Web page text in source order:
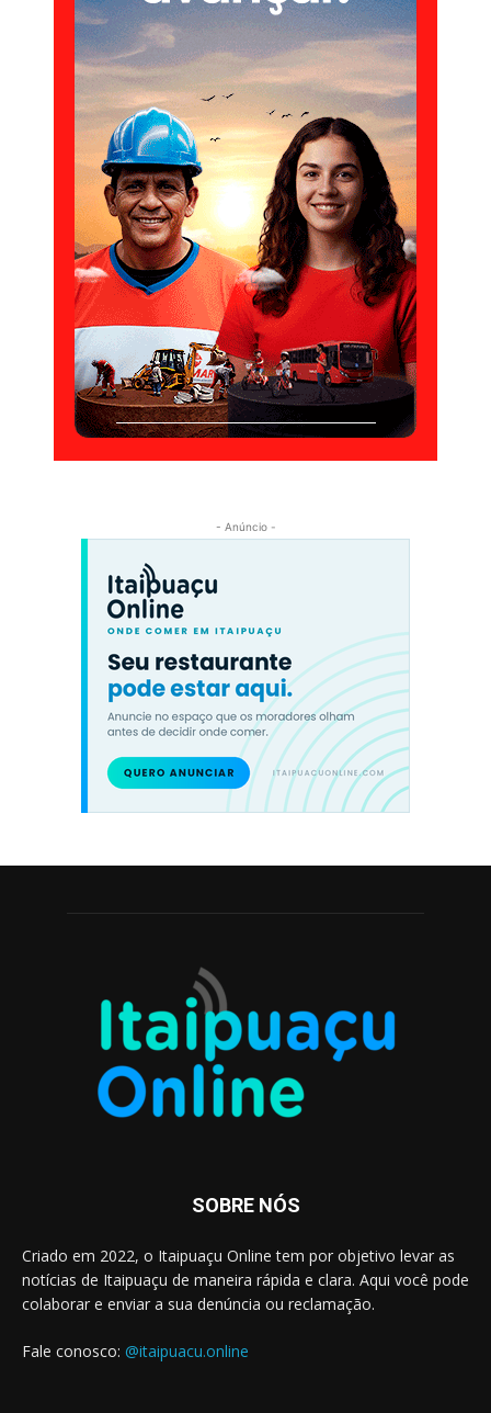
SOBRE NÓS
Criado em 2022, o Itaipuaçu Online tem por objetivo levar as
notícias de Itaipuaçu de maneira rápida e clara. Aqui você pode
colaborar e enviar a sua denúncia ou reclamação.
Fale conosco: @itaipuacu.online